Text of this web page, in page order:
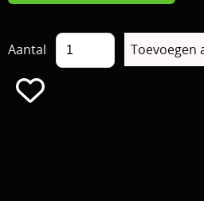
Aantal